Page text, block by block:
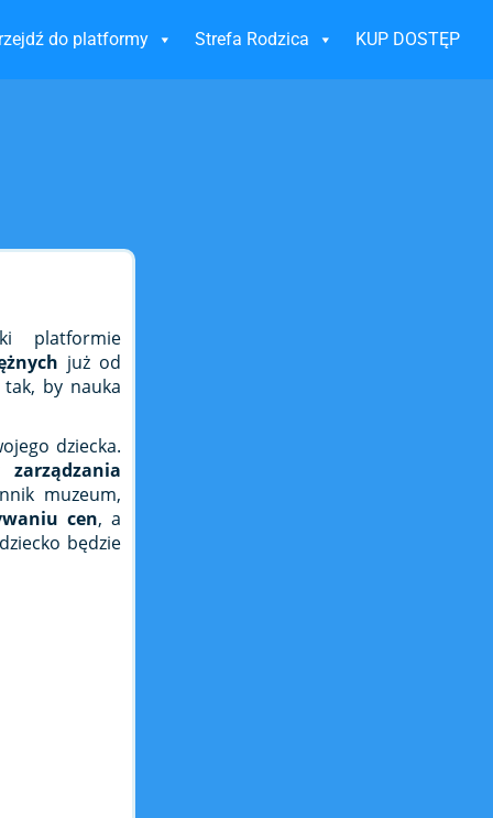
do platformy Strefa Rodzica KUP DOSTĘP
platformie
już od
tak, by nauka
dziecka.
zarządzania
muzeum,
cen, a
będzie